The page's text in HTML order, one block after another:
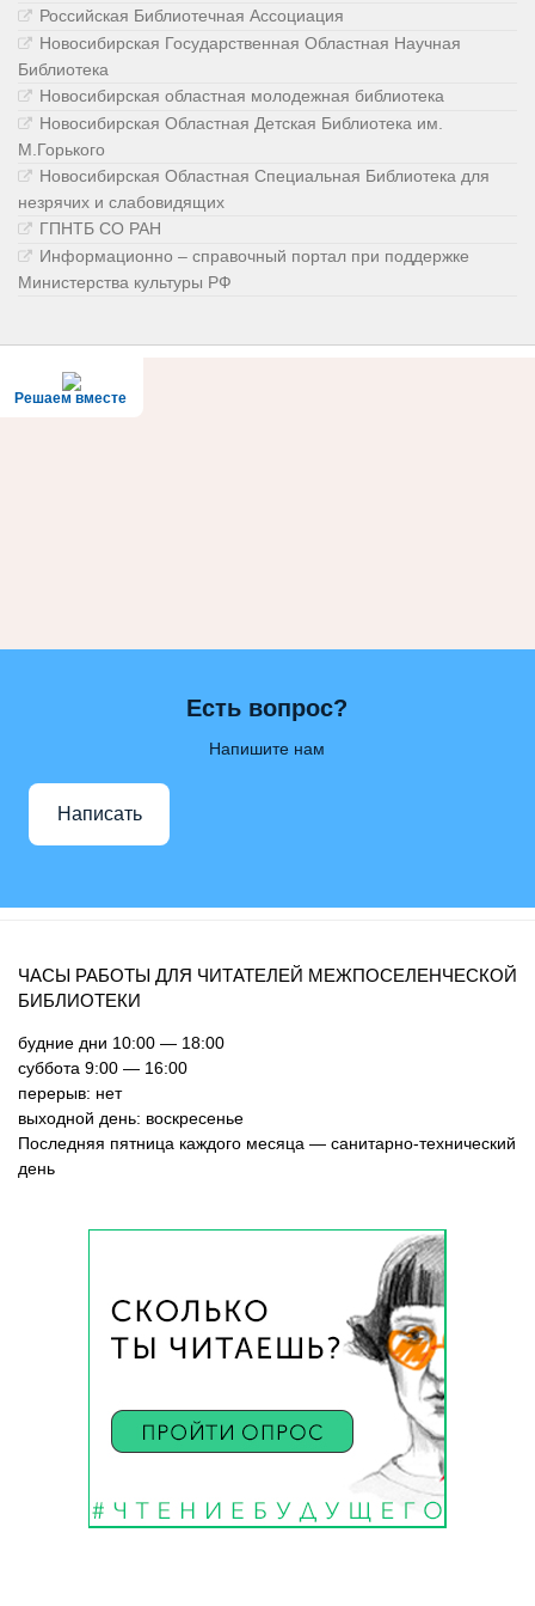
Российская Библиотечная Ассоциация
Новосибирская Государственная Областная Научная
Библиотека
Новосибирская областная молодежная библиотека
Новосибирская Областная Детская Библиотека им.
М.Горького
Новосибирская Областная Специальная Библиотека для
незрячих и слабовидящих
ГПНТБ СО РАН
Информационно – справочный портал при поддержке
Министерства культуры РФ
Решаем вместе
Есть вопрос?
Напишите нам
Написать
ЧАСЫ РАБОТЫ ДЛЯ ЧИТАТЕЛЕЙ МЕЖПОСЕЛЕНЧЕСКОЙ
БИБЛИОТЕКИ
будние дни 10:00 — 18:00
суббота 9:00 — 16:00
перерыв: нет
выходной день: воскресенье
Последняя пятница каждого месяца — санитарно-технический
день